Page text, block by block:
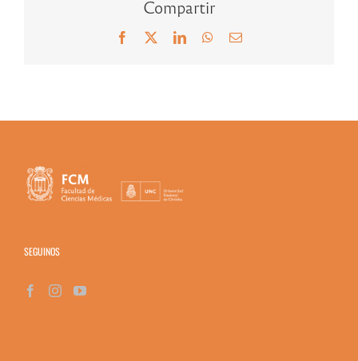
Compartir
Facebook LinkedInWhatsApp
Correo
SEGUINOS